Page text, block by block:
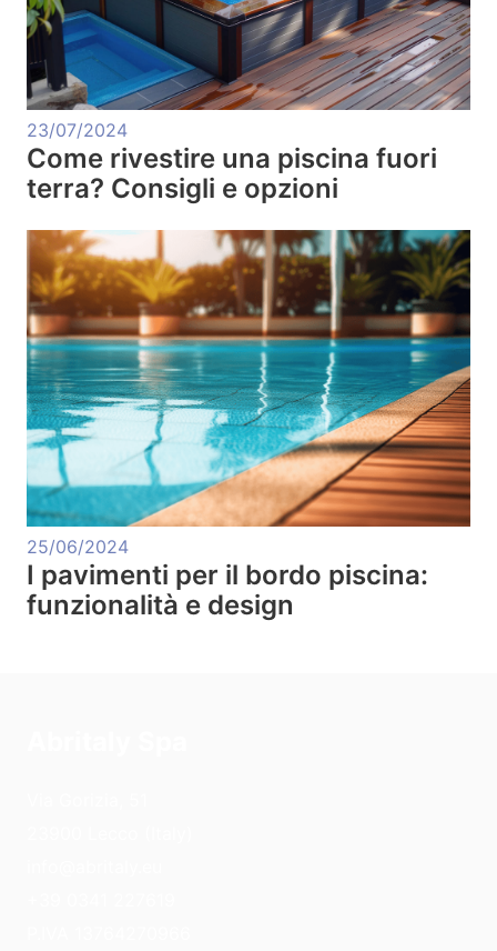
23/07/2024
Come rivestire una piscina fuori
terra? Consigli e opzioni
25/06/2024
I pavimenti per il bordo piscina:
funzionalità e design